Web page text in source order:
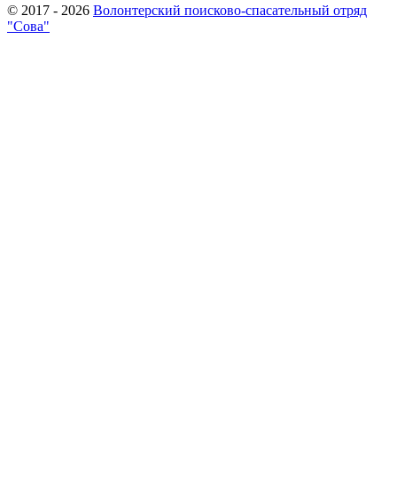
© 2017 - 2026 Волонтерский поисково-спасательный отряд
"Сова"